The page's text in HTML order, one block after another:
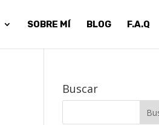
SOBRE MÍ BLOG F.A.Q
Buscar